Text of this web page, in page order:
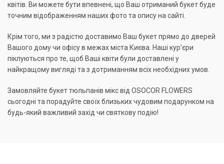
квітів. Ви можете бути впевнені, що Ваш отриманий букет буде
точним відображенням наших фото та опису на сайті.
Крім того, ми з радістю доставимо Ваш букет прямо до дверей
Вашого дому чи офісу в межах міста Києва. Наші кур’єри
піклуються про те, щоб Ваші квіти були доставлені у
найкращому вигляді та з дотриманням всіх необхідних умов.
Замовляйте букет тюльпанів мікс від OSOCOR FLOWERS
сьогодні та порадуйте своїх близьких чудовим подарунком на
будь-який важливий захід чи святкову подію!